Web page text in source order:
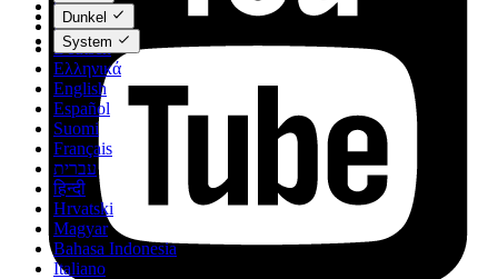
Čeština
Dansk
Deutsch
Ελληνικά
English
Español
Suomi
Français
עברית
हिन्दी
Hrvatski
Magyar
Bahasa Indonesia
Italiano
Dunkel
System